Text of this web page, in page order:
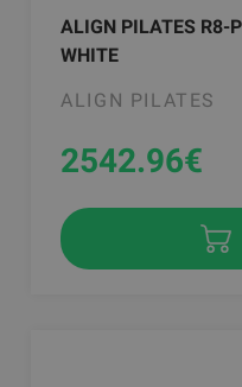
ALIGN PILATES R8-
WHITE
ALIGN PILATES
2542.96€